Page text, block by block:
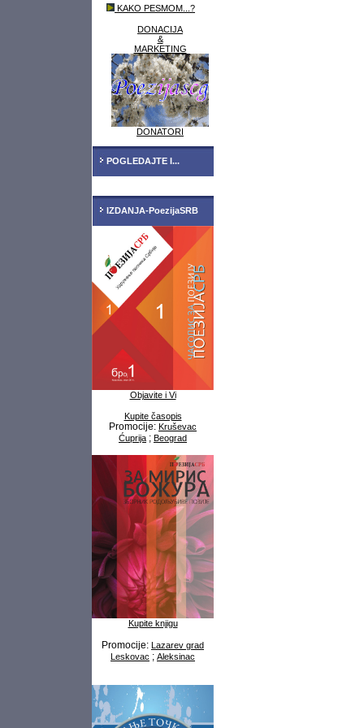
KAKO PESMOM...?
DONACIJA
&
MARKETING
DONATORI
POGLEDAJTE I...
IZDANJA-PoezijaSRB
Objavite i Vi
Kupite časopis
Promocije: Kruševac
Ćuprija ; Beograd
Kupite knjigu
Promocije: Lazarev grad
Leskovac ; Aleksinac